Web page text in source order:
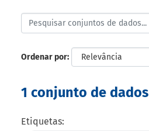
Ordenar por
1 conjunto de
Etiquetas: